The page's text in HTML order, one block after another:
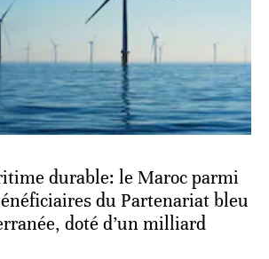
durable: le Maroc parmi
du Partenariat bleu
doté d’un milliard